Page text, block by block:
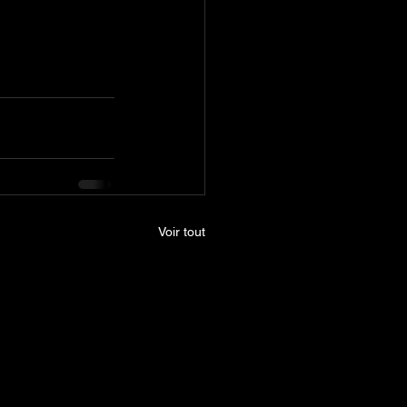
Voir tout